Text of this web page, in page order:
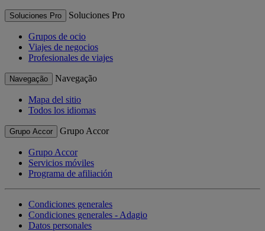
Soluciones Pro Soluciones Pro
Grupos de ocio
Viajes de negocios
Profesionales de viajes
Navegação Navegação
Mapa del sitio
Todos los idiomas
Grupo Accor Grupo Accor
Grupo Accor
Servicios móviles
Programa de afiliación
Condiciones generales
Condiciones generales - Adagio
Datos personales